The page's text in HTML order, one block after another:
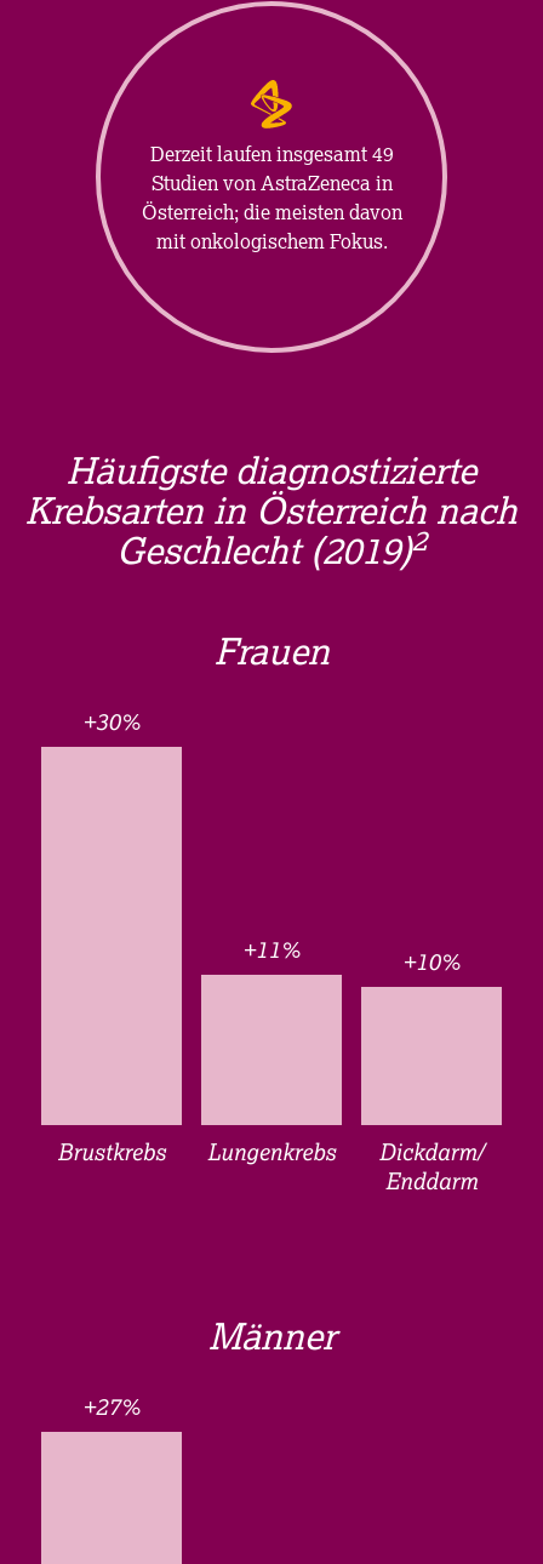
Derzeit laufen insgesamt 49
Studien von AstraZeneca in
Österreich; die meisten davon
mit onkologischem Fokus.
Häufigste diagnostizierte
Krebsarten in Österreich nach
Geschlecht (2019)2
Frauen
Männer